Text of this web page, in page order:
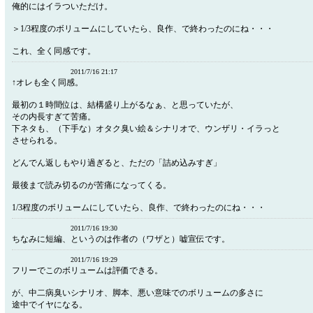
俺的にはイラついただけ。
＞1/3程度のボリュームにしていたら、良作、で終わったのにね・・・
これ、全く同感です。
2011/7/16 21:17
↑オレも全く同感。
最初の１時間位は、結構盛り上がるなぁ、と思っていたが、
その内長すぎて苦痛。
下ネタも、（下手な）オタク臭い絵＆シナリオで、ウンザリ・イラっと
させられる。
どんでん返しもやり過ぎると、ただの「詰め込みすぎ」
最後まで読み切るのが苦痛になってくる。
1/3程度のボリュームにしていたら、良作、で終わったのにね・・・
2011/7/16 19:30
ちなみに短編、というのは作者の（ワザと）嘘宣伝です。
2011/7/16 19:29
フリーでこのボリュームは評価できる。
が、中二病臭いシナリオ、脚本、悪い意味でのボリュームの多さに
途中でイヤになる。